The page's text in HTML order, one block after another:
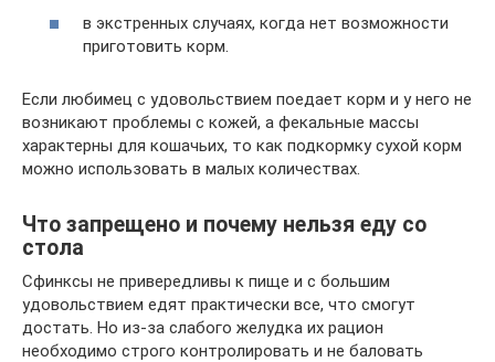
в экстренных случаях, когда нет возможности
приготовить корм.
Если любимец с удовольствием поедает корм и у него не
возникают проблемы с кожей, а фекальные массы
характерны для кошачьих, то как подкормку сухой корм
можно использовать в малых количествах.
Что запрещено и почему нельзя еду со
стола
Сфинксы не привередливы к пище и с большим
удовольствием едят практически все, что смогут
достать. Но из-за слабого желудка их рацион
необходимо строго контролировать и не баловать